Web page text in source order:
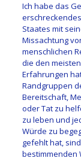
Ich habe das
Staates mit
Missachtung
menschlichen
die den
Erfahrungen
Randgruppen
Bereitschaft,
oder Tat zu
zu leben und
Würde zu
gefehlt hat,
bestimmenden